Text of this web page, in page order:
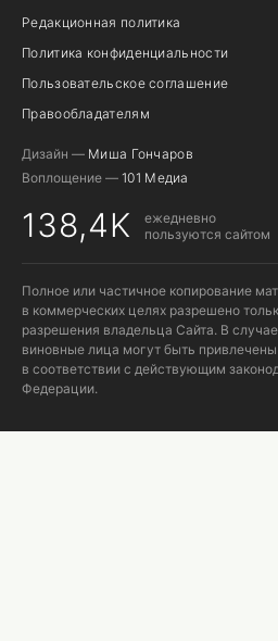
Редакционная политика
Политика конфиденциальности
Пользовательское соглашение
Правообладателям
Дизайн — Миша Гончаров
Воплощение — 101 Медиа
138,4K
ежедневно
пользуются сайтом
Полное или частичное копирование
в коммерческих целях разрешено
разрешения владельца Сайта. В
виновные лица могут быть привлечены
в соответствии с действующим
Федерации.